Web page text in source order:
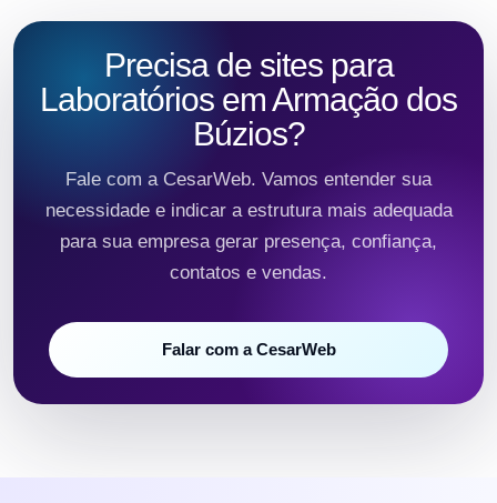
Precisa de sites para
Laboratórios em Armação dos
Búzios?
Fale com a CesarWeb. Vamos entender sua
necessidade e indicar a estrutura mais adequada
para sua empresa gerar presença, confiança,
contatos e vendas.
Falar com a CesarWeb